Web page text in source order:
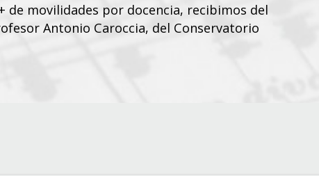
de movilidades por docencia, recibimos del
Antonio Caroccia, del Conservatorio